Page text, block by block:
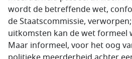
wordt de betreffende wet,
de Staatscommissie,
uitkomsten kan de wet formeel
Maar informeel, voor het oog